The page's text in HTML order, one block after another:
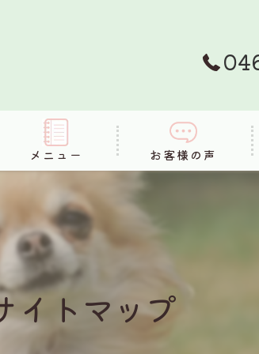
メニュー お客様の声
イトマップ